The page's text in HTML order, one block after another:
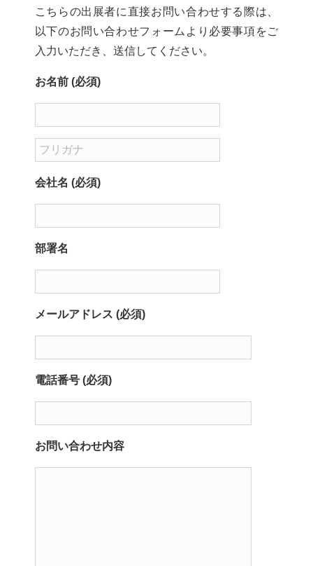
こちらの出展者に直接お問い合わせする際は、
以下のお問い合わせフォームより必要事項をご
入力いただき、送信してください。
お名前 (必須)
会社名 (必須)
部署名
メールアドレス (必須)
電話番号 (必須)
お問い合わせ内容